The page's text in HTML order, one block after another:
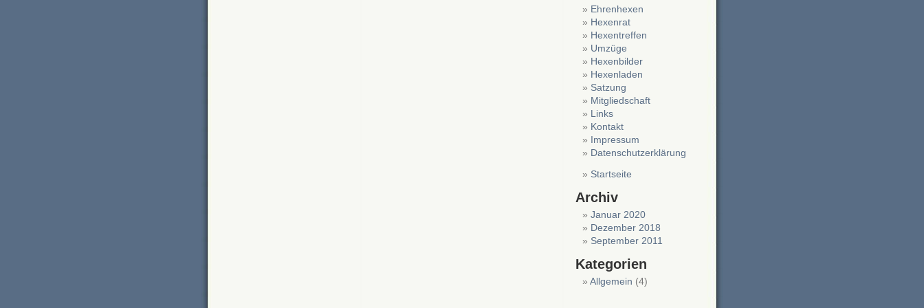
Ehrenhexen
Hexenrat
Hexentreffen
Umzüge
Hexenbilder
Hexenladen
Satzung
Mitgliedschaft
Links
Kontakt
Impressum
Datenschutzerklärung
Startseite
Archiv
Januar 2020
Dezember 2018
September 2011
Kategorien
Allgemein (4)